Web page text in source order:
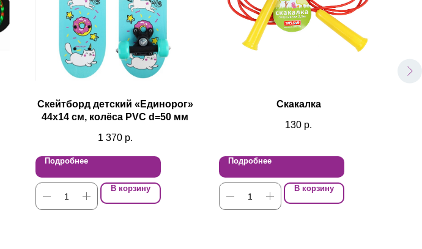
Скейтборд детский «Единорог»
44х14 см, колёса PVC d=50 мм
1 370 р.
Подробнее
В корзину
Скакалка
130 р.
Подробнее
В корзину